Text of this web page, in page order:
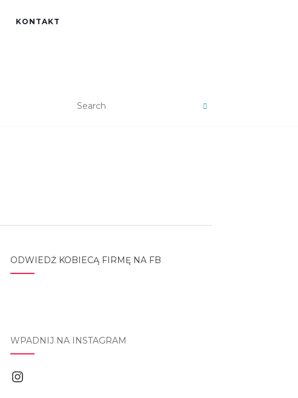
KONTAKT
ODWIEDŹ KOBIECĄ FIRMĘ NA FB
WPADNIJ NA INSTAGRAM
Instagram